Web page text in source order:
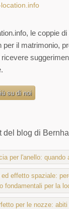
le coppie
per il matrimonio,
su di noi
del blog di
per l'anello:
ed effetto spaziale:
fondamentali per la
per le nozze: